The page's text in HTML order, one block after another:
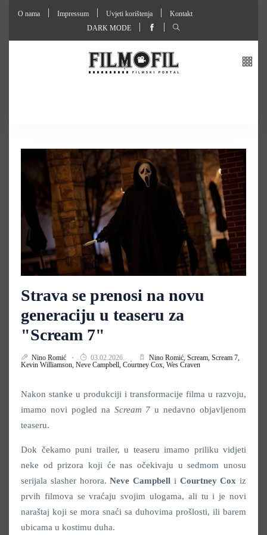
O nama Impressum Uvjeti korištenja
Kontakt
DARK MODE
Strava se prenosi na novu
generaciju u teaseru za
"Scream 7"
Nino Romić 03.02.2026. Nino Romić, Scream, Scream 7,
Kevin Williamson, Neve Campbell, Courtney Cox, Wes Craven
Nakon stanke u produkciji i transformacije filma u razvoju,
imamo novi pogled na Scream 7u nedavno objavljenom
teaseru.
Dok čekamo puni trailer, u teaseru imamo priliku vidjeti
neke od prizora koji će nas očekivaju u sedmom unosu
serijala slasher horora.Neve Campbell i Courtney Cox iz
prvih filmova se vraćaju svojim ulogama, ali tu i je novi
naraštaj koji se mora snaći sa duhovima prošlosti, ili barem
ubicama u kostimu duha.